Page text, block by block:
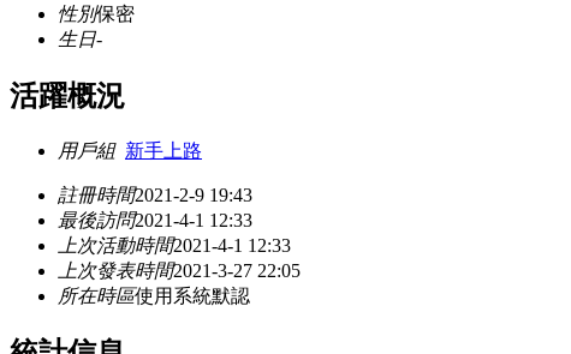
性別保密
生日-
活躍概況
用戶組 新手上路
註冊時間2021-2-9 19:43
最後訪問2021-4-1 12:33
上次活動時間2021-4-1 12:33
上次發表時間2021-3-27 22:05
所在時區使用系統默認